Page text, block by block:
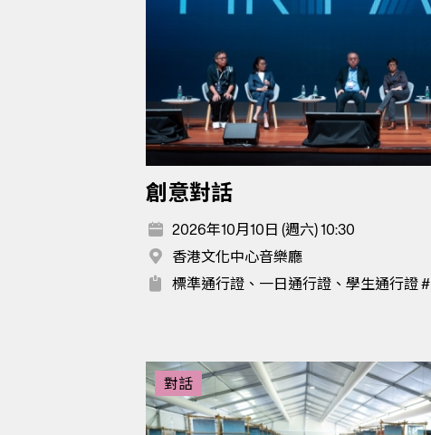
創意對話
2026年10月10日 (週六) 10:30
香港文化中心音樂廳
標準通行證、一日通行證、學生通行證 #
對話